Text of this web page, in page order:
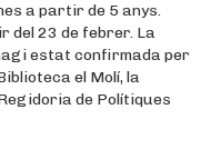
a partir de 5 anys.
del 23 de febrer. La
estat confirmada per
el Molí, la
de Polítiques